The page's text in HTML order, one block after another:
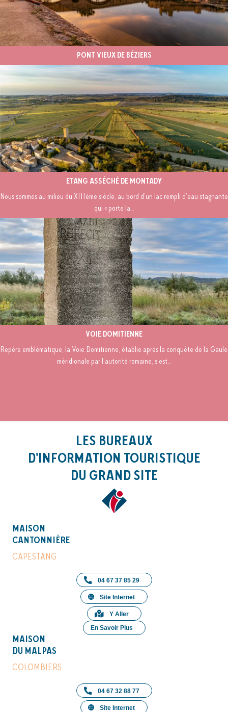
PONT VIEUX DE BÉZIERS
ETANG ASSÉCHÉ DE MONTADY
Nous sommes au milieu du XIIIème siècle, au bord d’un lac rempli d’eau stagnante
qui « porte la…
VOIE DOMITIENNE
Repère emblématique, la Voie Domitienne, établie après la conquête de la Gaule
méridionale par l’autorité romaine, s’est…
LES BUREAUX
D'INFORMATION TOURISTIQUE
DU GRAND SITE
MAISON
CANTONNIÈRE
CAPESTANG
04 67 37 85 29
Site Internet
Y Aller
En Savoir Plus
MAISON
DU MALPAS
COLOMBIERS
04 67 32 88 77
Site Internet